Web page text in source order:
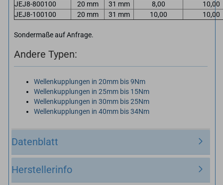
JEJ8-800100
20 mm 31 mm 8,00
10,00
JEJ8-100100
20 mm 31 mm 10,00 10,00
Sondermaße auf Anfrage.
Andere Typen:
Wellenkupplungen in 20mm bis 9Nm
Wellenkupplungen in 25mm bis 15Nm
Wellenkupplungen in 30mm bis 25Nm
Wellenkupplungen in 40mm bis 34Nm
Datenblatt
Herstellerinfo